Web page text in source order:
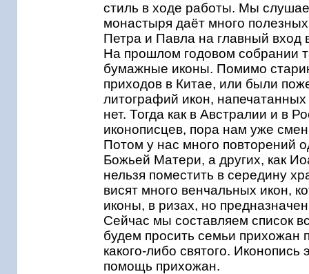
стиль в ходе работы. Мы
монастыря даёт много
Петра и Павла на главный вход
На прошлом годовом собрании
бумажные иконы. Помимо
приходов в Китае, или были
литографий икон,
нет. Тогда как в Австралии и в
иконописцев, пора нам уже
Потом у нас много повторений
Божьей Матери, а других, как
нельзя поместить в середину
висят много венчальных икон,
иконы, в ризах, но
Сейчас мы составляем список
будем просить семьи прихожан
какого-либо святого.
помощь прихожан.